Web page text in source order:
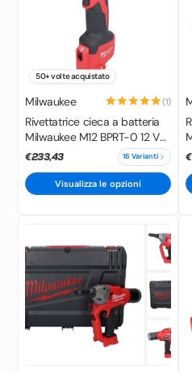
50+ volte acquistato
Milwaukee (1)
Rivettatrice cieca a batteria
Milwaukee M12 BPRT-0 12 V
20,32 mm ( 4933464404 )
Solo - senza batteria, senza
caricabatterie
€233,43 16 Varianti
Visualizza le opzioni